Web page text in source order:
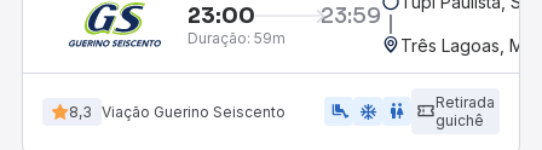
23:00 23:59
Duração: 59m Três Lagoas, MS
8,3 Viação Guerino Seiscento airline_seat_legroom_extra ac_unit WC
Retirada
guichê